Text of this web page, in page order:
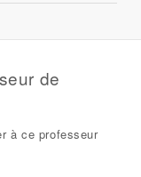
de
à ce professeur